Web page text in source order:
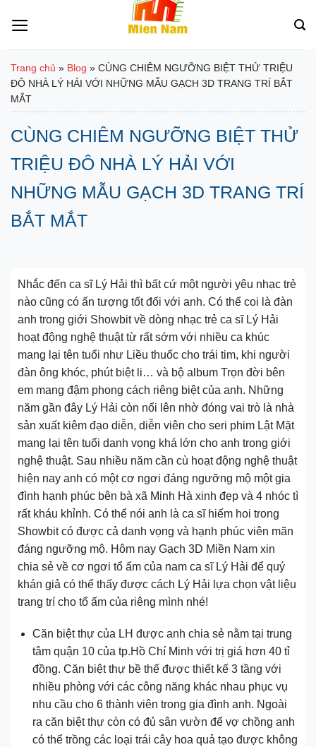
qua
Trang chủ » Blog » CÙNG CHIÊM NGƯỠNG BIỆT THỬ TRIỆU
ĐÔ NHÀ LÝ HẢI VỚI NHỮNG MẪU GẠCH 3D TRANG TRÍ BẮT
MẮT
CÙNG CHIÊM NGƯỠNG BIỆT THỬ
TRIỆU ĐÔ NHÀ LÝ HẢI VỚI
NHỮNG MẪU GẠCH 3D TRANG TRÍ
BẮT MẮT
Nhắc đến ca sĩ Lý Hải thì bất cứ một người yêu nhạc trẻ
nào cũng có ấn tượng tốt đối với anh. Có thể coi là đàn
anh trong giới Showbit về dòng nhạc trẻ ca sĩ Lý Hải
hoạt động nghệ thuật từ rất sớm với nhiều ca khúc
mang lại tên tuổi như Liều thuốc cho trái tim, khi người
đàn ông khóc, phút biệt li… và bộ album Trọn đời bên
em mang đậm phong cách riêng biệt của anh. Những
năm gần đây Lý Hải còn nổi lên nhờ đóng vai trò là nhà
sản xuất kiêm đạo diễn, diễn viên cho seri phim Lật Mặt
mang lại tên tuổi danh vọng khá lớn cho anh trong giới
nghệ thuật. Sau nhiều năm cần cù hoạt động nghệ thuật
hiện nay anh có một cơ ngơi đáng ngưỡng mộ một gia
đình hạnh phúc bên bà xã Minh Hà xinh đẹp và 4 nhóc tì
rất kháu khỉnh. Có thể nói anh là ca sĩ hiếm hoi trong
Showbit có được cả danh vọng và hạnh phúc viên mãn
đáng ngưỡng mộ. Hôm nay Gạch 3D Miền Nam xin
chia sẻ về cơ ngơi tổ ấm của nam ca sĩ Lý Hải để quý
khán giả có thể thấy được cách Lý Hải lựa chọn vật liệu
trang trí cho tổ ấm của riêng mình nhé!
Căn biệt thự của LH được anh chia sẻ nằm tại trung
tâm quận 10 của tp.Hồ Chí Minh với trị giá hơn 40 tỉ
đồng. Căn biệt thự bề thế được thiết kế 3 tầng với
nhiều phòng với các công năng khác nhau phục vụ
nhu cầu cho 6 thành viên trong gia đình anh. Ngoài
ra căn biệt thự còn có đủ sân vườn để vợ chồng anh
có thể trồng các loại trái cây hoa quả tạo được không